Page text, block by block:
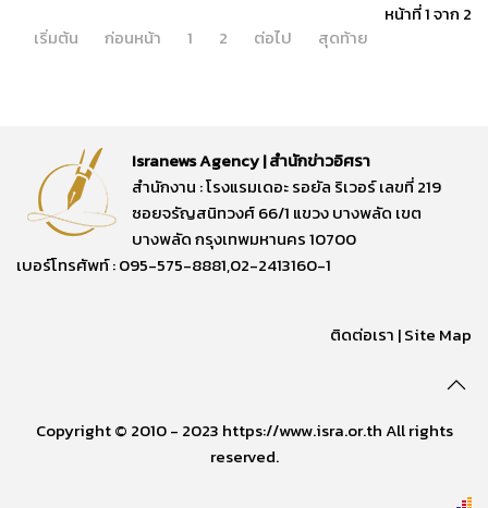
หน้าที่ 1 จาก 2
เริ่มต้น
ก่อนหน้า 1 2 ต่อไป สุดท้าย
Isranews Agency | สำนักข่าวอิศรา
สำนักงาน : โรงแรมเดอะ รอยัล ริเวอร์ เลขที่ 219
ซอยจรัญสนิทวงศ์ 66/1 แขวง บางพลัด เขต
บางพลัด กรุงเทพมหานคร 10700
เบอร์โทรศัพท์ : 095-575-8881,02-2413160-1
ติดต่อเรา |Site Map
Copyright © 2010 - 2023 https://www.isra.or.th All rights
reserved.